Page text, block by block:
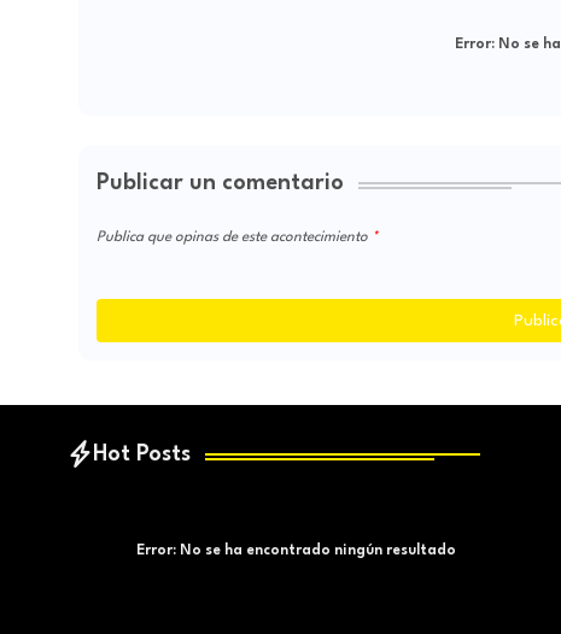
Error: No se
Publicar un comentario
Publica que opinas de este acontecimiento
Hot Posts
Error: No se ha encontrado ningún resultado